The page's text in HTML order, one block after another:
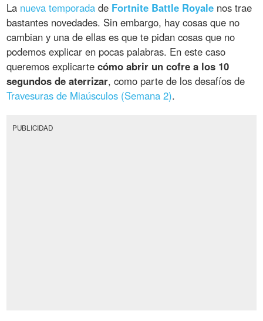
La nueva temporada de Fortnite Battle Royale nos trae
bastantes novedades. Sin embargo, hay cosas que no
cambian y una de ellas es que te pidan cosas que no
podemos explicar en pocas palabras. En este caso
queremos explicartecómo abrir un cofre a los 10
segundos de aterrizar, como parte de los desafíos de
Travesuras de Miaúsculos (Semana 2).
PUBLICIDAD